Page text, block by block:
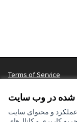
شده در وب سایت
و محتوای سایت
Terms of Service